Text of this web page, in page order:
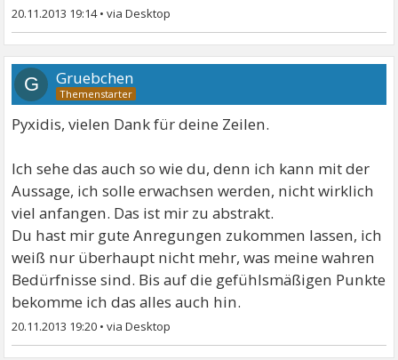
20.11.2013 19:14•
G Gruebchen
Pyxidis, vielen Dank für deine Zeilen.
Ich sehe das auch so wie du, denn ich kann mit der
Aussage, ich solle erwachsen werden, nicht wirklich
viel anfangen. Das ist mir zu abstrakt.
Du hast mir gute Anregungen zukommen lassen, ich
weiß nur überhaupt nicht mehr, was meine wahren
Bedürfnisse sind. Bis auf die gefühlsmäßigen Punkte
bekomme ich das alles auch hin.
20.11.2013 19:20 •